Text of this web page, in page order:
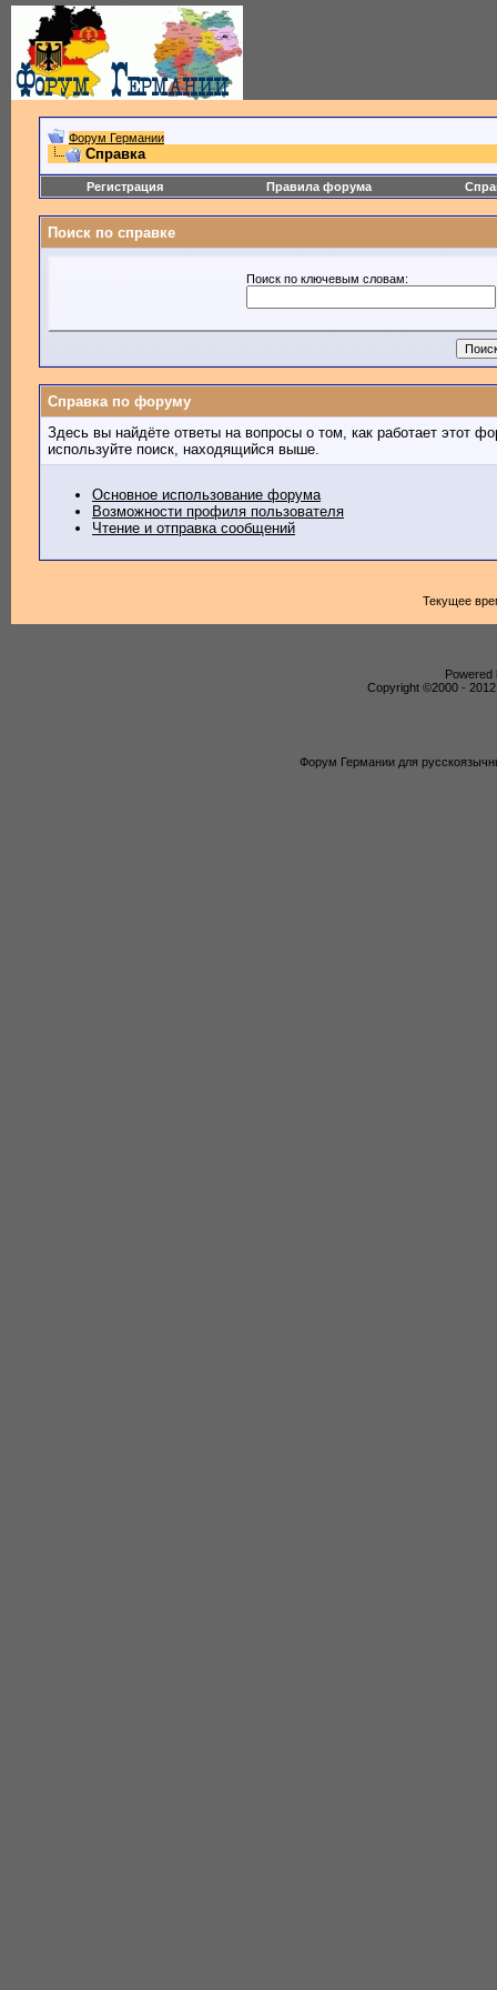
Форум Германии
Справка
Регистрация Правила форума
Поиск по справке
Поиск по ключевым словам:
Справка по форуму
Здесь вы найдёте ответы на вопросы о том, как работает этот
используйте поиск, находящийся выше.
Основное использование форума
Возможности профиля пользователя
Чтение и отправка сообщений
Текущее
Powered
Copyright ©2000 -
Форум Германии для